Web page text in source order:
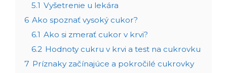
5.1 Vyšetrenie u lekára
6 Ako spoznať vysoký cukor?
6.1 Ako si zmerať cukor v krvi?
6.2 Hodnoty cukru v krvi a test na cukrovku
7 Príznaky začínajúce a pokročilé cukrovky